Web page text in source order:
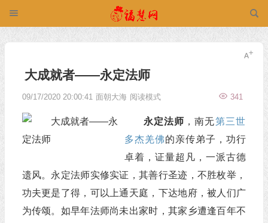
大成就者——永定法师
09/17/2020 20:00:41 面朝大海 341
阅读模式
永定法师 ，南无第三世
多杰羌佛的亲传弟子，功行
卓着，证量超凡，一派古德
遗风。永定法师实修实证，其善行圣迹，不胜枚举，
功夫更是了得，可以上通天庭，下达地府，被人们广
为传颂。如早年法师尚未出家时，其家乡遭逢百年不